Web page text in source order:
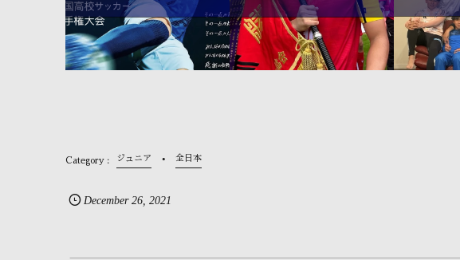
ジュニア 全日本
December 26,2021